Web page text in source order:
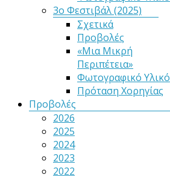
3ο Φεστιβάλ (2025)
Σχετικά
Προβολές
«Μια Μικρή
Περιπέτεια»
Φωτογραφικό Υλικό
Πρόταση Χορηγίας
Προβολές
2026
2025
2024
2023
2022